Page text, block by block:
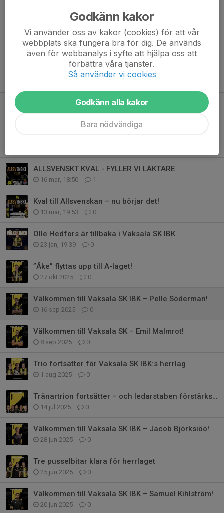
Tidigare nyheter
Utmärkelse till Martin Hallén Almroth!
27 mar, 19:44 0
ALLSVENSKT KVAL - FYLLER VI LÄKTARE
16 mar, 18:50 1
Kval till Allsvenskan – nu börjar det!
13 mar, 19:53 0
Olle Hedfors är tillbaka i Vaksala SK IBK
23 jan, 19:39 0
”Åke” flyttas upp till A-laget!
27 okt 2025 0
Välkommen till Vaksala SK IBK – Pelle Söderman!
16 sep 2025 0
Välkommen till Vaksala SK – Emil Malmrot!
8 sep 2025 0
Trio fortsätter för Vaksala SK IBK:s herrlag
1 aug 2025 0
Tränartrion fortsätter – och ledarstaben förstärks ytterligare
14 jul 2025 0
Välkommen till Vaksala SK IBK – Jacob Björksiöö!
28 jun 2025 0
Tre pusselbitar klara för herrlaget
25 jun 2025 0
Välkommen till Vaksala SK IBK – Samuel Kihlström!
20 jun 2025 0
Godkänn kakor
Vi använder oss av kakor (cookies) för att vår
webbplats ska fungera bra för dig. De används
även för webbanalys i syfte att hjälpa oss att
förbättra våra tjänster.
Så använder vi cookies
Godkänn alla kakor
Bara nödvändiga